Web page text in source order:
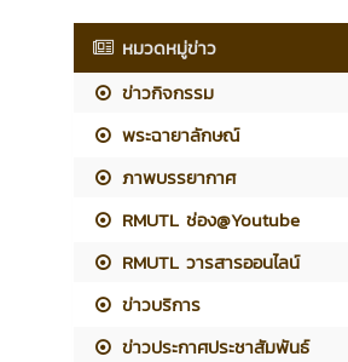
หมวดหมู่ข่าว
ข่าวกิจกรรม
พระฉายาลักษณ์
ภาพบรรยากาศ
RMUTL ช่อง@Youtube
RMUTL วารสารออนไลน์
ข่าวบริการ
ข่าวประกาศประชาสัมพันธ์